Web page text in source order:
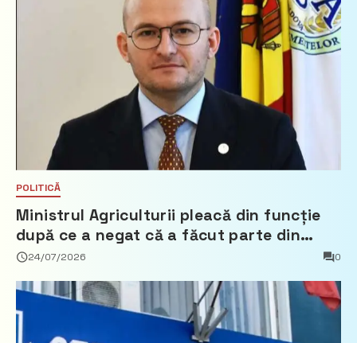
POLITICĂ
Ministrul Agriculturii pleacă din funcție
după ce a negat că a făcut parte din
Partidul Democrat
24/07/2026 0